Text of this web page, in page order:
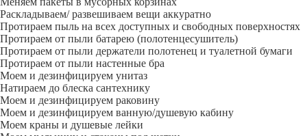
Раскладываем/ развешиваем вещи аккуратно
Протираем пыль на всех доступных и свободных поверхностях
Протираем от пыли батарею (полотенцесушитель)
Протираем от пыли держатели полотенец и туалетной бумаги
Протираем от пыли настенные бра
Моем и дезинфицируем унитаз
Натираем до блеска сантехнику
Моем и дезинфицируем раковину
Моем и дезинфицируем ванную/душевую кабину
Моем краны и душевые лейки